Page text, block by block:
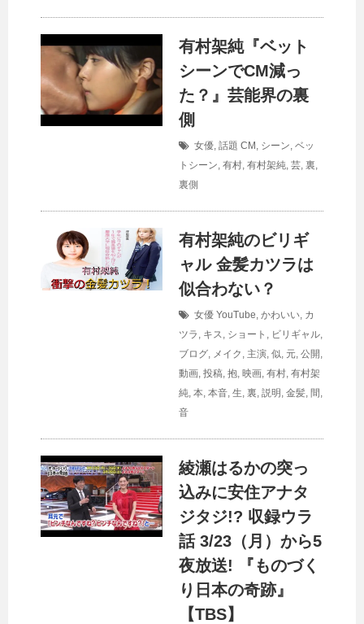
有村架純『ベット
シーンでCM減っ
た？』芸能界の裏
側
女優, 話題 CM , シーン, ベッ
トシーン, 有村, 有村架純, 芸, 裏,
裏側
有村架純のビリギ
ャル 金髪カツラは
似合わない？
女優 YouTube, かわいい, カ
ツラ , キス, ショート , ビリギャル,
ブログ, メイク , 主演, 似, 元, 公開 ,
動画, 投稿, 抱, 映画, 有村, 有村架
純, 本, 本音, 生, 裏, 説明 , 金髪, 間 ,
音
綾瀬はるかの突っ
込みに安住アナタ
ジタジ!? 収録ウラ
話 3/23（月）から5
夜放送! 『ものづく
り日本の奇跡』
【TBS】